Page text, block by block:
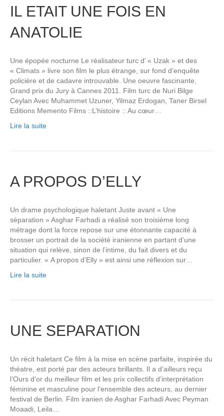
IL ETAIT UNE FOIS EN
ANATOLIE
Une épopée nocturne Le réalisateur turc d’ « Uzak » et des
« Climats » livre son film le plus étrange, sur fond d’enquête
policière et de cadavre introuvable. Une oeuvre fascinante,
Grand prix du Jury à Cannes 2011. Film turc de Nuri Bilge
Ceylan Avec Muhammet Uzuner, Yilmaz Erdogan, Taner Birsel
Editions Memento Films ::L’histoire :: Au cœur…
Lire la suite
A PROPOS D’ELLY
Un drame psychologique haletant Juste avant « Une
séparation » Asghar Farhadi a réalisé son troisième long
métrage dont la force repose sur une étonnante capacité à
brosser un portrait de la société iranienne en partant d’une
situation qui relève, sinon de l’intime, du fait divers et du
particulier. « A propos d’Elly » est ainsi une réflexion sur…
Lire la suite
UNE SEPARATION
Un récit haletant Ce film à la mise en scène parfaite, inspirée du
théatre, est porté par des acteurs brillants. Il a d’ailleurs reçu
l’Ours d’or du meilleur film et les prix collectifs d’interprétation
féminine et masculine pour l’ensemble des acteurs, au dernier
festival de Berlin. Film iranien de Asghar Farhadi Avec Peyman
Moaadi, Leila…